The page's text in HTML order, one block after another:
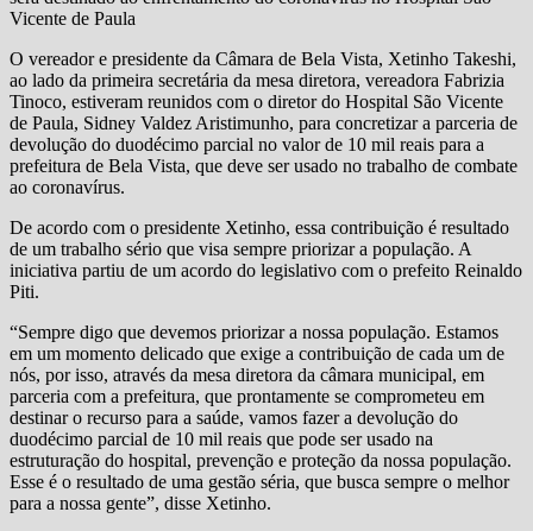
Vicente de Paula
O vereador e presidente da Câmara de Bela Vista, Xetinho Takeshi,
ao lado da primeira secretária da mesa diretora, vereadora Fabrizia
Tinoco, estiveram reunidos com o diretor do Hospital São Vicente
de Paula, Sidney Valdez Aristimunho, para concretizar a parceria de
devolução do duodécimo parcial no valor de 10 mil reais para a
prefeitura de Bela Vista, que deve ser usado no trabalho de combate
ao coronavírus.
De acordo com o presidente Xetinho, essa contribuição é resultado
de um trabalho sério que visa sempre priorizar a população. A
iniciativa partiu de um acordo do legislativo com o prefeito Reinaldo
Piti.
“Sempre digo que devemos priorizar a nossa população. Estamos
em um momento delicado que exige a contribuição de cada um de
nós, por isso, através da mesa diretora da câmara municipal, em
parceria com a prefeitura, que prontamente se comprometeu em
destinar o recurso para a saúde, vamos fazer a devolução do
duodécimo parcial de 10 mil reais que pode ser usado na
estruturação do hospital, prevenção e proteção da nossa população.
Esse é o resultado de uma gestão séria, que busca sempre o melhor
para a nossa gente”, disse Xetinho.